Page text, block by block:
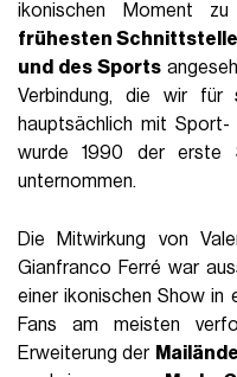
ikonischen Moment
frühesten
und des Sports
Verbindung, die wir für
hauptsächlich mit Sport-
wurde 1990 der erste
unternommen.
Die Mitwirkung von
Gianfranco Ferré war
einer ikonischen Show in
Fans am meisten
Erweiterung der